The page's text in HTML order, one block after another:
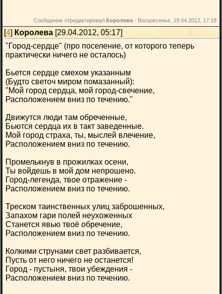
Сообщение отредактировал Королева - Воскресенье, 29.04.2012, 17:18
[4] Королева [29.04.2012, 05:17]
"Город-сердце" (про поселение, от которого теперь
практически ничего не осталось)
Бьется сердце смехом указанным
(Будто светоч миром помазанный):
"Мой город сердца, мой город-свечение,
Расположением вниз по течению."
Движутся люди там обреченные,
Бьются сердца их в такт заведенные.
Мой город страха, ты, мыслей влечение,
Расположением вниз по течению.
Промелькнув в прожилках осени,
Ты войдешь в мой дом непрошено.
Город-легенда, твое отражение -
Расположением вниз по течению.
Треском таинственных улиц заброшенных,
Запахом гари полей неухоженных
Станется явью твоё обречение,
Расположением вниз по течению.
Колкими струнами свет разбивается,
Пусть от него ничего не останется!
Город - пустыня, твои убеждения -
Расположением вниз по течению.